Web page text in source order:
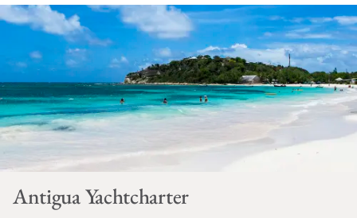
Antigua Yachtcharter